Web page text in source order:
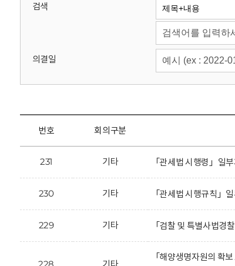
검색
의결일
번호 회의구분
231 기타 「관세법 시행령」일
230 기타 「관세법 시행규칙」
229 기타 「검찰 및 특별사법경
「해양생명자원의 확